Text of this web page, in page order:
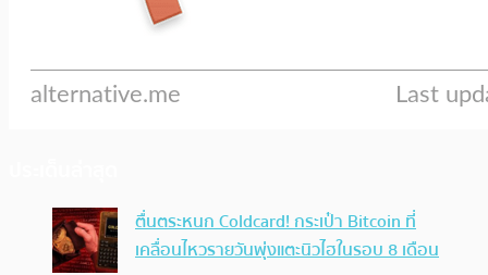
ตื่นตระหนก Coldcard! กระเป๋า Bitcoin ที่
เคลื่อนไหวรายวันพุ่งแตะนิวไฮในรอบ 8 เดือน